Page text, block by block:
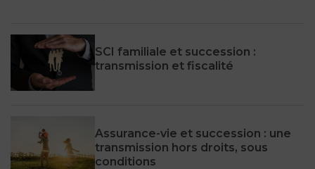
SCI familiale et succession :
transmission et fiscalité
Assurance-vie et succession : une
transmission hors droits, sous
conditions